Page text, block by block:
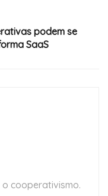
podem se
SaaS
cooperativismo.